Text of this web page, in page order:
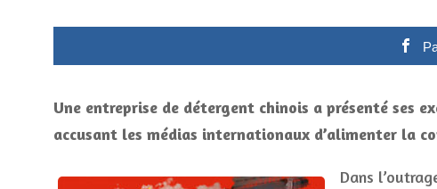
Une entreprise de détergent chinois a présenté ses
accusant les médias internationaux d’alimenter la
Dans